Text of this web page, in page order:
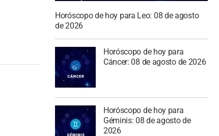
Horóscopo de hoy para Leo: 08 de agosto
de 2026
Horóscopo de hoy para
Cáncer: 08 de agosto de 2026
Horóscopo de hoy para
Géminis: 08 de agosto de
2026